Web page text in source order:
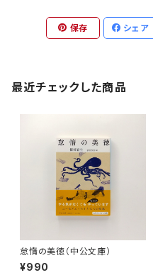
保存 シェア
最近チェックした商品
怠惰の美徳（中公文庫）
¥990